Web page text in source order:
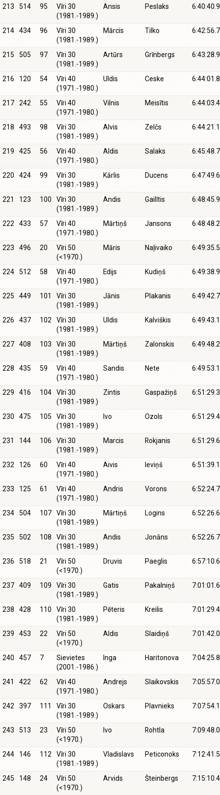
213 514 95
Vīri 30
(1981.-1989.)
Ansis Peslaks 6:40:40.9
214 434 96
Vīri 30
(1981.-1989.)
Mārcis Tilko 6:42:56.7
215 505 97
Vīri 30
(1981.-1989.)
Artūrs Grīnbergs 6:43:28.9
216 120 54
Vīri 40
(1971.-1980.)
Uldis Ceske 6:44:01.8
217 242 55
Vīri 40
(1971.-1980.)
Vilnis Meisītis 6:44:03.4
218 493 98
Vīri 30
(1981.-1989.)
Alvis Zelčs 6:44:21.1
219 425 56
Vīri 40
(1971.-1980.)
Aldis Salaks 6:45:48.7
220 424 99
Vīri 30
(1981.-1989.)
Kārlis Ducens 6:47:49.6
221 123 100
Vīri 30
(1981.-1989.)
Andis Gailītis 6:48:45.9
222 433 57
Vīri 40
(1971.-1980.)
Mārtiņš Jansons 6:48:48.2
223 496 20
Vīri 50
(<1970.)
Māris Naļivaiko 6:49:35.5
224 512 58
Vīri 40
(1971.-1980.)
Edijs Kudiņš 6:49:38.9
225 449 101
Vīri 30
(1981.-1989.)
Jānis Plakanis 6:49:42.7
226 437 102
Vīri 30
(1981.-1989.)
Uldis Kalviškis 6:49:43.1
227 408 103
Vīri 30
(1981.-1989.)
Mārtiņš Zalonskis 6:49:48.2
228 435 59
Vīri 40
(1971.-1980.)
Sandis Nete 6:49:53.1
229 416 104
Vīri 30
(1981.-1989.)
Zintis Gaspažiņš 6:51:29.3
230 475 105
Vīri 30
(1981.-1989.)
Ivo Ozols 6:51:29.4
231 144 106
Vīri 30
(1981.-1989.)
Marcis Rokjanis 6:51:29.6
232 126 60
Vīri 40
(1971.-1980.)
Aivis Ieviņš 6:51:39.1
233 125 61
Vīri 40
(1971.-1980.)
Andris Vorons 6:52:24.7
234 504 107
Vīri 30
(1981.-1989.)
Mārtiņš Logins 6:52:26.6
235 502 108
Vīri 30
(1981.-1989.)
Andis Jonāns 6:52:26.7
236 518 21
Vīri 50
(<1970.)
Druvis Paeglis 6:57:10.6
237 409 109
Vīri 30
(1981.-1989.)
Gatis Pakalniņš 7:01:01.6
238 428 110
Vīri 30
(1981.-1989.)
Pēteris Kreilis 7:01:29.4
239 453 22
Vīri 50
(<1970.)
Aldis Slaidiņš 7:01:42.0
240 457 7
Sievietes
(2001.-1986.)
Inga Haritonova 7:04:25.8
241 422 62
Vīri 40
(1971.-1980.)
Andrejs Slaikovskis 7:05:57.0
242 397 111
Vīri 30
(1981.-1989.)
Oskars Plavnieks 7:07:54.1
243 513 23
Vīri 50
(<1970.)
Ivo Rohtla 7:09:48.0
244 146 112
Vīri 30
(1981.-1989.)
Vladislavs Peticonoks 7:12:41.5
245 148 24
Vīri 50
(<1970.)
Arvids Šteinbergs 7:15:10.4